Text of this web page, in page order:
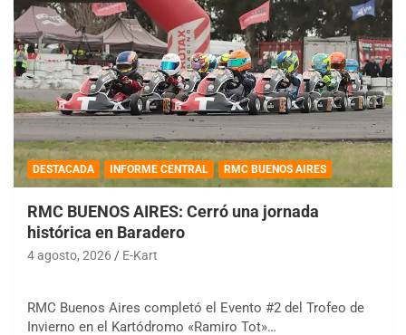
DESTACADA INFORME CENTRAL RMC BUENOS AIRES
RMC BUENOS AIRES: Cerró una jornada
histórica en Baradero
4 agosto, 2026 E-Kart
RMC Buenos Aires completó el Evento #2 del Trofeo de
Invierno en el Kartódromo «Ramiro Tot»…